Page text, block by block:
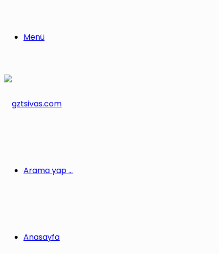
Menü
Arama yap ...
Anasayfa